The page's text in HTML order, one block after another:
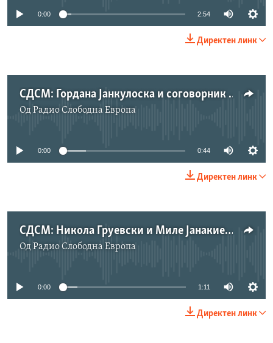
0:00 2:54
Директен линк
СДСМ: Гордана Јанкулоска и соговорник 1
ОдРадио Слободна Eвропа
No media source currently available
0:00 0:44
Директен линк
СДСМ: Никола Груевски и Миле Јанакиески
ОдРадио Слободна Eвропа
No media source currently available
0:00 1:11
Директен линк